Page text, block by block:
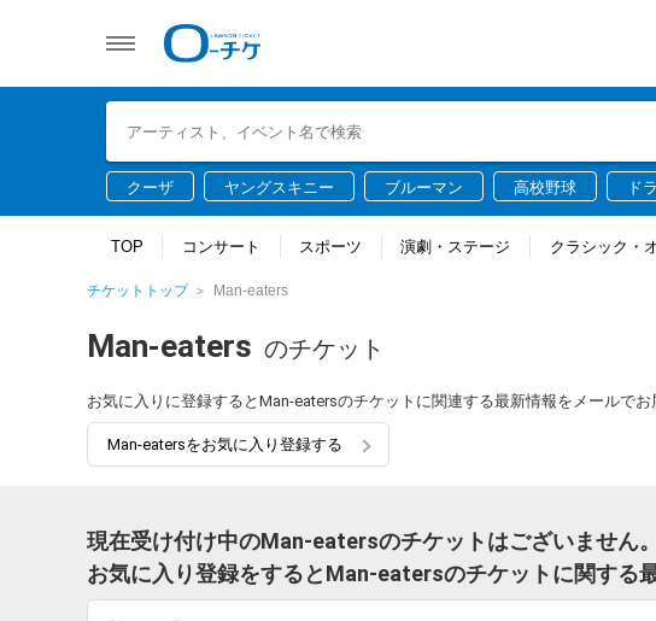
クーザ ヤングスキニー ブルーマン 高校野球 ド
TOP コンサート スポーツ 演劇・ステージ クラシック・
チケットトップ Man-eaters
Man-eaters のチケット
お気に入りに登録するとMan-eatersのチケットに関連する最新情報をメールでお
Man-eatersをお気に入り登録する
現在受け付け中のMan-eatersのチケットはございません。
お気に入り登録をするとMan-eatersのチケットに関する